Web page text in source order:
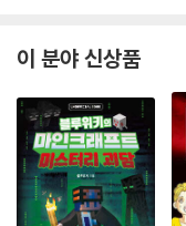
이 분야 신상품